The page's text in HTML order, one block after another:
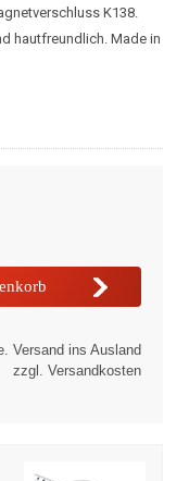
K138.
hautfreundlich. Made in
Versand ins Ausland
zzgl. Versandkosten